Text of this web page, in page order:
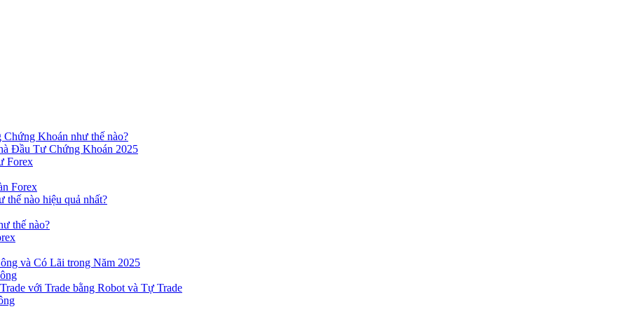
Khoán như thế nào?
Đầu Tư Chứng Khoán 2025
Forex
Forex
nào hiệu quả nhất?
thế nào?
và Có Lãi trong Năm 2025
với Trade bằng Robot và Tự Trade